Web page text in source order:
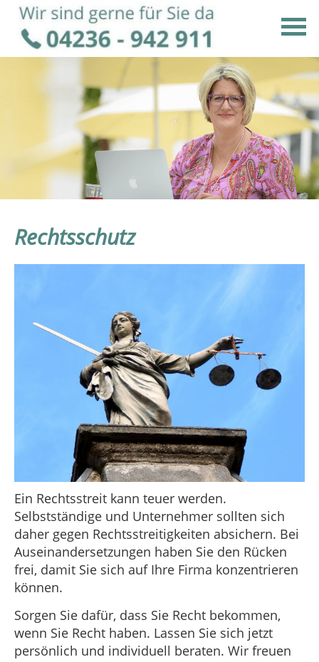
Rechtsschutz
Ein Rechtsstreit kann teuer werden.
Selbstständige und Unternehmer sollten sich
daher gegen Rechtsstreitigkeiten absichern. Bei
Auseinandersetzungen haben Sie den Rücken
frei, damit Sie sich auf Ihre Firma konzentrieren
können.
Sorgen Sie dafür, dass Sie Recht bekommen,
wenn Sie Recht haben. Lassen Sie sich jetzt
persönlich und individuell beraten. Wir freuen